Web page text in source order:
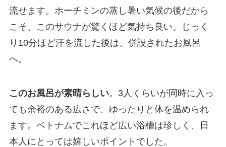
流せます。ホーチミンの蒸し暑い気候の後だから
こそ、このサウナが驚くほど気持ち良い。じっく
り10分ほど汗を流した後は、併設されたお風呂
へ。
このお風呂が素晴らしい。3人くらいが同時に入っ
ても余裕のある広さで、ゆったりと体を温められ
ます。ベトナムでこれほど広い浴槽は珍しく、日
本人にとっては嬉しいポイントでした。